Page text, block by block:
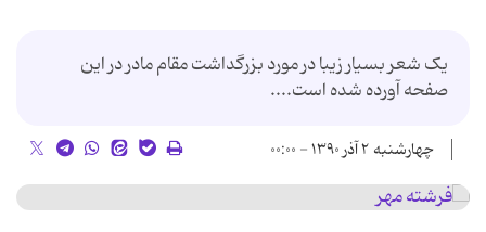
یک شعر بسیار زیبا در مورد بزرگداشت مقام مادر در این
صفحه آورده شده است....
چهارشنبه ۲ آذر ۱۳۹۰ - ۰۰:۰۰